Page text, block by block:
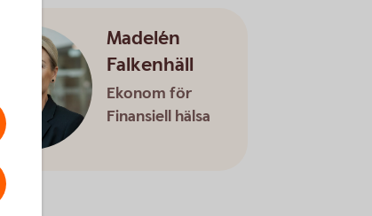
Madelén
Falkenhäll
Ekonom för
Finansiell hälsa